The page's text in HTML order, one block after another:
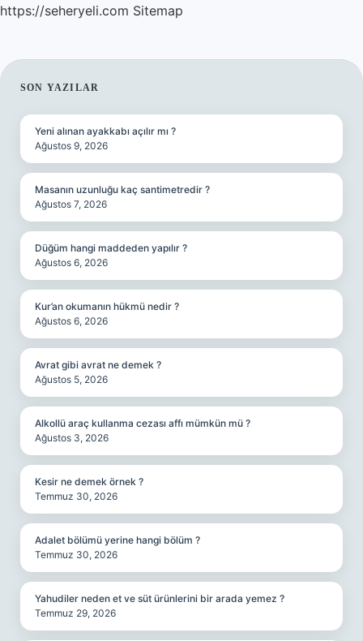
https://seheryeli.com Sitemap
SIDEBAR
SON YAZILAR
Yeni alınan ayakkabı açılır mı ?
Ağustos 9, 2026
Masanın uzunluğu kaç santimetredir ?
Ağustos 7, 2026
Düğüm hangi maddeden yapılır ?
Ağustos 6, 2026
Kur’an okumanın hükmü nedir ?
Ağustos 6, 2026
Avrat gibi avrat ne demek ?
Ağustos 5, 2026
Alkollü araç kullanma cezası affı mümkün mü ?
Ağustos 3, 2026
Kesir ne demek örnek ?
Temmuz 30, 2026
Adalet bölümü yerine hangi bölüm ?
Temmuz 30, 2026
Yahudiler neden et ve süt ürünlerini bir arada yemez ?
Temmuz 29, 2026